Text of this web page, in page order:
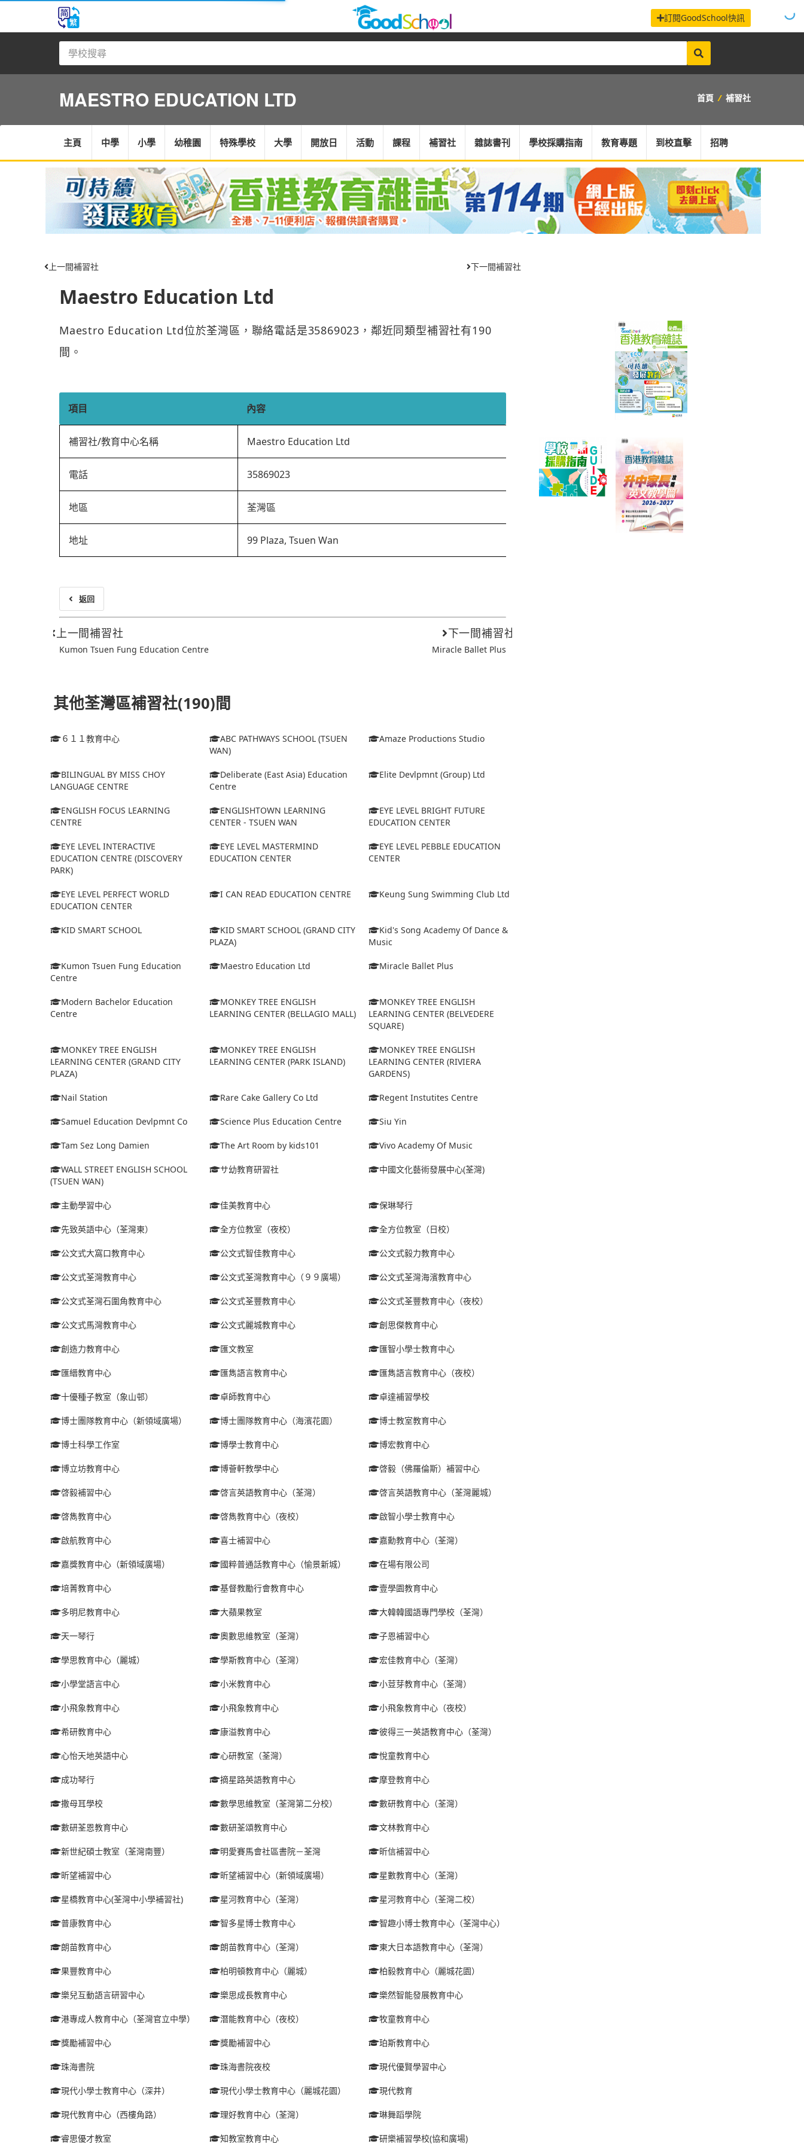
訂閱GoodSchool快訊
MAESTRO EDUCATION LTD 首頁 / 補習社
主頁 中學 小學 幼稚園 特殊學校 大學 開放日 活動 課程 補習社 雜誌書刊 學校採購指南 教育專題 到校直擊 招聘
上一間補習社 下一間補習社
Maestro Education Ltd
Maestro Education Ltd位於荃灣區，聯絡電話是35869023，鄰近同類型補習社有190
間。
項目 內容
補習社/教育中心名稱 Maestro Education Ltd
電話 35869023
地區 荃灣區
地址 99 Plaza, Tsuen Wan
返回
上一間補習社
Kumon Tsuen Fung Education Centre
下一間補習社
Miracle Ballet Plus
其他荃灣區補習社(190)間
６１１教育中心
ABC PATHWAYS SCHOOL (TSUEN
WAN)
Amaze Productions Studio
BILINGUAL BY MISS CHOY
LANGUAGE CENTRE
Deliberate (East Asia) Education
Centre
Elite Devlpmnt (Group) Ltd
ENGLISH FOCUS LEARNING
CENTRE
ENGLISHTOWN LEARNING
CENTER - TSUEN WAN
EYE LEVEL BRIGHT FUTURE
EDUCATION CENTER
EYE LEVEL INTERACTIVE
EDUCATION CENTRE (DISCOVERY
PARK)
EYE LEVEL MASTERMIND
EDUCATION CENTER
EYE LEVEL PEBBLE EDUCATION
CENTER
EYE LEVEL PERFECT WORLD
EDUCATION CENTER
I CAN READ EDUCATION CENTRE Keung Sung Swimming Club Ltd
KID SMART SCHOOL
KID SMART SCHOOL (GRAND CITY
PLAZA)
Kid's Song Academy Of Dance &
Music
Kumon Tsuen Fung Education
Centre
Maestro Education Ltd Miracle Ballet Plus
Modern Bachelor Education
Centre
MONKEY TREE ENGLISH
LEARNING CENTER (BELLAGIO MALL)
MONKEY TREE ENGLISH
LEARNING CENTER (BELVEDERE
SQUARE)
MONKEY TREE ENGLISH
LEARNING CENTER (GRAND CITY
PLAZA)
MONKEY TREE ENGLISH
LEARNING CENTER (PARK ISLAND)
MONKEY TREE ENGLISH
LEARNING CENTER (RIVIERA
GARDENS)
Nail Station Rare Cake Gallery Co Ltd Regent Instutites Centre
Samuel Education Devlpmnt Co Science Plus Education Centre Siu Yin
Tam Sez Long Damien The Art Room by kids101 Vivo Academy Of Music
WALL STREET ENGLISH SCHOOL
(TSUEN WAN)
サ幼教育研習社 中國文化藝術發展中心(荃灣)
主動學習中心 佳美教育中心 保琳琴行
先致英語中心（荃灣東） 全方位教室（夜校） 全方位教室（日校）
公文式大窩口教育中心 公文式智佳教育中心 公文式毅力教育中心
公文式荃灣教育中心 公文式荃灣教育中心（９９廣場） 公文式荃灣海濱教育中心
公文式荃灣石圍角教育中心 公文式荃豐教育中心 公文式荃豐教育中心（夜校）
公文式馬灣教育中心 公文式麗城教育中心 創思傑教育中心
創造力教育中心 匯文教室 匯智小學士教育中心
匯縉教育中心 匯雋語言教育中心 匯雋語言教育中心（夜校）
十優種子教室（象山邨） 卓師教育中心 卓達補習學校
博士團隊教育中心（新領域廣場） 博士團隊教育中心（海濱花園） 博士教室教育中心
博士科學工作室 博學士教育中心 博宏教育中心
博立坊教育中心 博薈軒教學中心 啓毅（佛羅倫斯）補習中心
啓毅補習中心 啓言英語教育中心（荃灣） 啓言英語教育中心（荃灣麗城）
啓雋教育中心 啓雋教育中心（夜校） 啟智小學士教育中心
啟航教育中心 喜士補習中心 嘉勳教育中心（荃灣）
嘉獎教育中心（新領域廣場） 國粹普通話教育中心（愉景新城） 在場有限公司
培菁教育中心 基督教勵行會教育中心 壹學園教育中心
多明尼教育中心 大蘋果教室 大韓韓國語專門學校（荃灣）
天一琴行 奧數思維教室（荃灣） 子恩補習中心
學思教育中心（麗城） 學斯教育中心（荃灣） 宏佳教育中心（荃灣）
小學堂語言中心 小米教育中心 小荳芽教育中心（荃灣）
小飛象教育中心 小飛象教育中心 小飛象教育中心（夜校）
希研教育中心 康溢教育中心 彼得三一英語教育中心（荃灣）
心怡天地英語中心 心研教室（荃灣） 悅童教育中心
成功琴行 摘星路英語教育中心 摩登教育中心
撒母耳學校 數學思維教室（荃灣第二分校） 數研教育中心（荃灣）
數研荃恩教育中心 數研荃頌教育中心 文林教育中心
新世紀碩士教室（荃灣南豐） 明愛賽馬會社區書院－荃灣 昕信補習中心
昕望補習中心 昕望補習中心（新領域廣場） 星數教育中心（荃灣）
星橋教育中心(荃灣中小學補習社) 星河教育中心（荃灣） 星河教育中心（荃灣二校）
普康教育中心 智多星博士教育中心 智趣小博士教育中心（荃灣中心）
朗苗教育中心 朗苗教育中心（荃灣） 東大日本語教育中心（荃灣）
果豐教育中心 柏明頓教育中心（麗城） 柏毅教育中心（麗城花園）
樂兒互動語言研習中心 樂思成長教育中心 樂然智能發展教育中心
港專成人教育中心（荃灣官立中學） 潛能教育中心（夜校） 牧童教育中心
獎勵補習中心 獎勵補習中心 珀斯教育中心
珠海書院 珠海書院夜校 現代優賢學習中心
現代小學士教育中心（深井） 現代小學士教育中心（麗城花園） 現代教育
現代教育中心（西樓角路） 理好教育中心（荃灣） 琳舞蹈學院
睿思優才教室 知教室教育中心 研樂補習學校(協和廣場)